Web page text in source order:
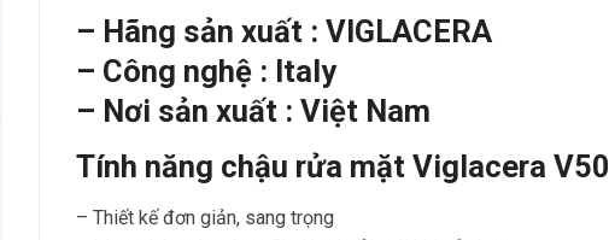
– Hãng sản xuất : VIGLACERA
– Công nghệ : Italy
– Nơi sản xuất : Việt Nam
Tính năng chậu rửa mặt Viglacera V50
– Thiết kế đơn giản, sang trọng